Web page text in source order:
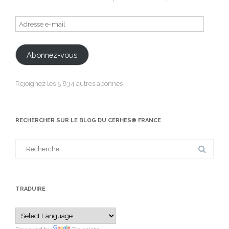
Adresse
e-
mail
Abonnez-vous
Rejoignez les 5 834 autres abonnés
RECHERCHER SUR LE BLOG DU CERHES® FRANCE
TRADUIRE